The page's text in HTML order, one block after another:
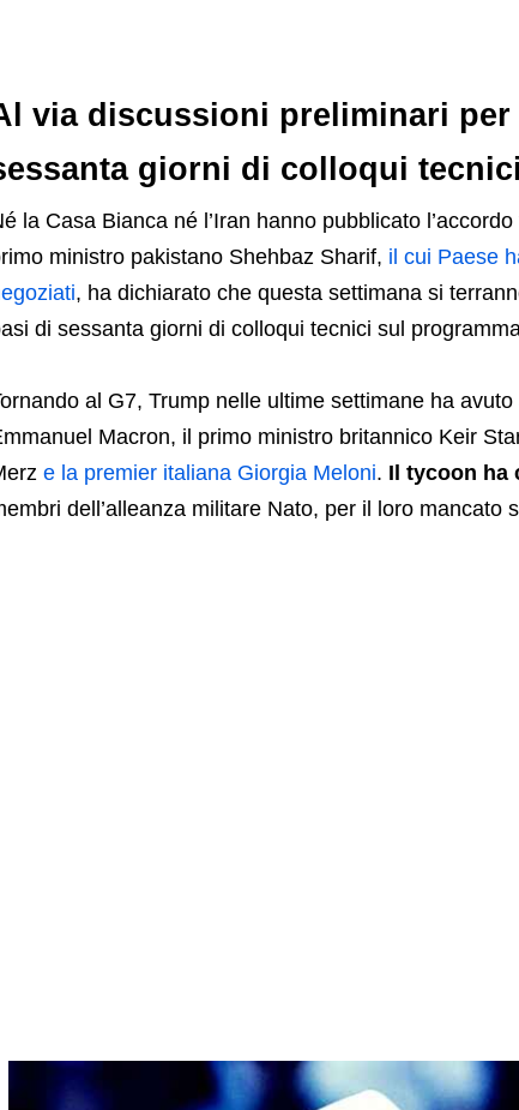
via discussioni preliminari per
giorni di colloqui tecnici
la Casa Bianca né l’Iran hanno pubblicato
ministro pakistano Shehbaz Sharif, il cui Paese
, ha dichiarato che questa settimana si
di sessanta giorni di colloqui tecnici sul
al G7, Trump nelle ultime settimane ha
Macron, il primo ministro britannico Keir
e la premier italiana Giorgia Meloni. Il tycoon ha
dell’alleanza militare Nato, per il loro mancato